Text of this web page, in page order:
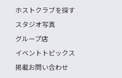
ホストクラブを探す
スタジオ写真
グループ店
イベントトピックス
掲載お問い合わせ